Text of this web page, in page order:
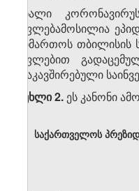
ახალი
უფლებამოსილია
მიმართოს
უფლებით
დაკავშირებული
მუხლი 2. ეს კანონი
საქართველოს